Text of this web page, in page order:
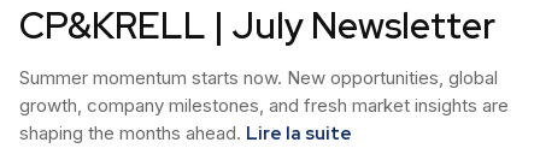
CP&KRELL | July Newsletter
Summer momentum starts now. New opportunities, global
growth, company milestones, and fresh market insights are
shaping the months ahead. Lire la suite